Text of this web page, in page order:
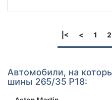
|< < 1 2
Автомобили, на
шины 265/35 Р18: